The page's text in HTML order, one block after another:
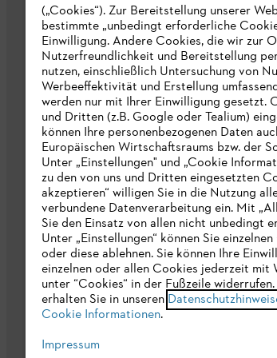
Über uns
Katalog
Informationen für
STIHL
Datenschutz
(„Cookies“). Zur Bereitstellung unserer
bestimmte „unbedingt erforderliche
Einwilligung. Andere Cookies, die wir zur
Nutzerfreundlichkeit und Bereitstellung
nutzen, einschließlich Untersuchung von
Werbeeffektivität und Erstellung
werden nur mit Ihrer Einwilligung gesetzt.
und Dritten (z.B. Google oder Tealium)
können Ihre personenbezogenen Daten
Europäischen Wirtschaftsraums bzw. der
Unter „Einstellungen" und „Cookie
zu den von uns und Dritten eingesetzten
akzeptieren“ willigen Sie in die Nutzung
verbundene Datenverarbeitung ein. Mit
Sie den Einsatz von allen nicht unbedingt
Unter „Einstellungen“ können Sie
oder diese ablehnen. Sie können Ihre
einzelnen oder allen Cookies jederzeit mit
unter “Cookies“ in der Fußzeile
erhalten Sie in unseren
Cookie Informationen.
Impressum